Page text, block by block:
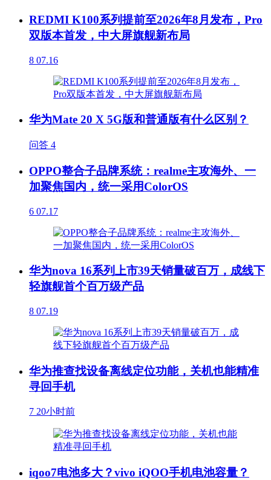
REDMI K100系列提前至2026年8月发布，Pro
双版本首发，中大屏旗舰新布局
8 07.16
华为Mate 20 X 5G版和普通版有什么区别？
问答 4
OPPO整合子品牌系统：realme主攻海外、一
加聚焦国内，统一采用ColorOS
6 07.17
华为nova 16系列上市39天销量破百万，成线下
轻旗舰首个百万级产品
8 07.19
华为推查找设备离线定位功能，关机也能精准
寻回手机
7 20小时前
iqoo7电池多大？vivo iQOO手机电池容量？